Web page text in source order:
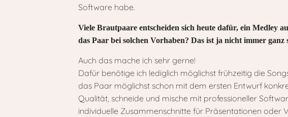
Software habe.
Viele Brautpaare entscheiden sich heute dafür, ein Medley
das Paar bei solchen Vorhaben? Das ist ja nicht immer
Auch das mache ich sehr gerne!
Dafür benötige ich lediglich möglichst frühzeitig die
das Paar möglichst schon mit dem ersten Entwurf
Qualität, schneide und mische mit professioneller
individuelle Zusammenschnitte für Präsentationen oder